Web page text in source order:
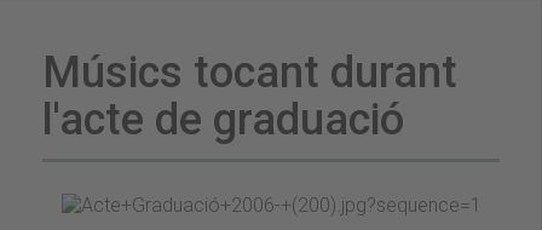
Músics tocant durant
l'acte de graduació